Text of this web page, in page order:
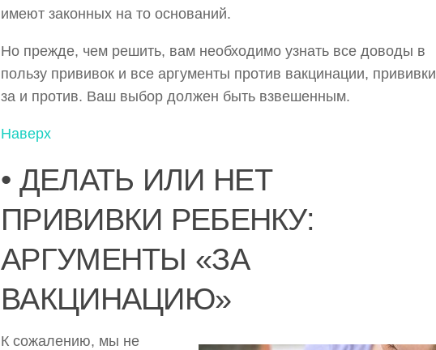
имеют законных на то оснований.
Но прежде, чем решить, вам необходимо узнать все доводы в
пользу прививок и все аргументы против вакцинации, прививки
за и против. Ваш выбор должен быть взвешенным.
Наверх
• ДЕЛАТЬ ИЛИ НЕТ
ПРИВИВКИ РЕБЕНКУ:
АРГУМЕНТЫ «ЗА
ВАКЦИНАЦИЮ»
К сожалению, мы не